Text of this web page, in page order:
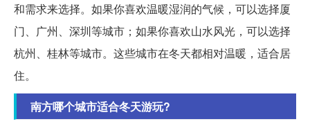
和需求来选择。如果你喜欢温暖湿润的气候，可以选择厦
门、广州、深圳等城市；如果你喜欢山水风光，可以选择
杭州、桂林等城市。这些城市在冬天都相对温暖，适合居
住。
南方哪个城市适合冬天游玩?